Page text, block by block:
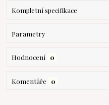
Kompletní specifikace
Parametry
Hodnocení 0
Komentáře 0